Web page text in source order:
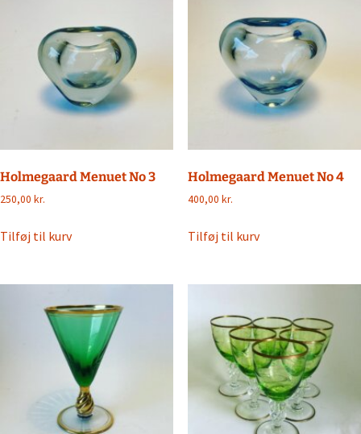
Holmegaard Menuet No 3
250,00 kr.
Tilføj til kurv
Holmegaard Menuet No 4
400,00 kr.
Tilføj til kurv